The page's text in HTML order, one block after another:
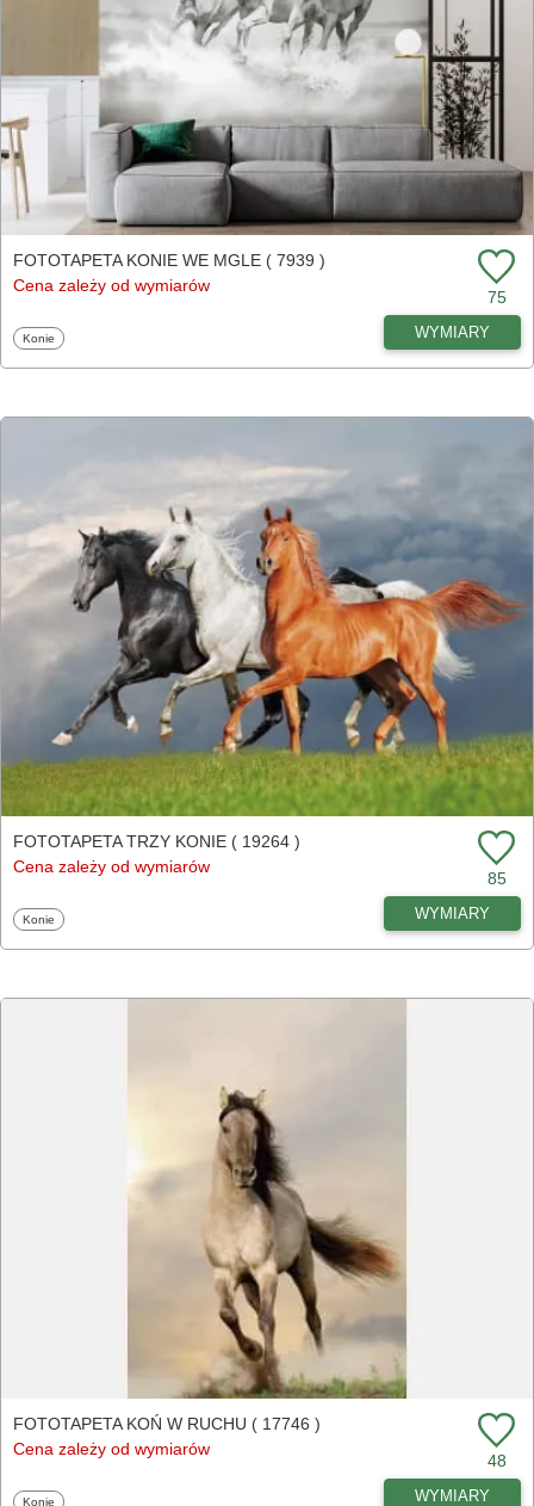
FOTOTAPETA KONIE WE MGLE ( 7939 )
Cena zależy od wymiarów
75
Fototapety
Konie WYMIARY
FOTOTAPETA TRZY KONIE ( 19264 )
Cena zależy od wymiarów
85
Fototapety
Konie WYMIARY
FOTOTAPETA KOŃ W RUCHU ( 17746 )
Cena zależy od wymiarów
48
Fototapety
Konie WYMIARY